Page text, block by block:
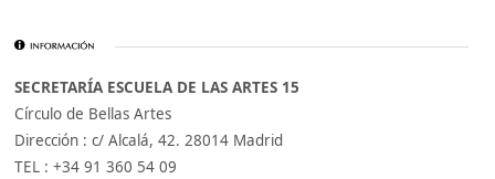
SECRETARÍA ESCUELA DE LAS ARTES 15
Círculo de Bellas Artes
Dirección : c/ Alcalá, 42. 28014 Madrid
TEL : +34 91 360 54 09